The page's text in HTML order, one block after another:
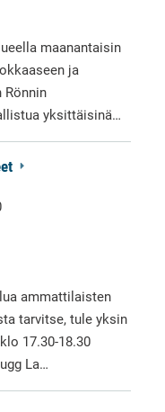
maanantaisin
ja
Rönnin
yksittäisinä…
ammattilaisten
tarvitse, tule yksin
17.30-18.30
La…